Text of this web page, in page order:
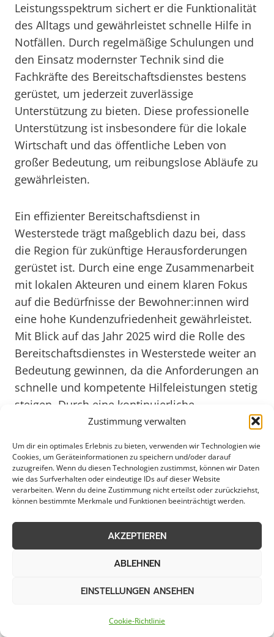
Zustimmung verwalten
Um dir ein optimales Erlebnis zu bieten, verwenden wir Technologien wie
Cookies, um Geräteinformationen zu speichern und/oder darauf
zuzugreifen. Wenn du diesen Technologien zustimmst, können wir Daten
wie das Surfverhalten oder eindeutige IDs auf dieser Website
verarbeiten. Wenn du deine Zustimmung nicht erteilst oder zurückziehst,
können bestimmte Merkmale und Funktionen beeinträchtigt werden.
AKZEPTIEREN
ABLEHNEN
EINSTELLUNGEN ANSEHEN
Cookie-Richtlinie
Leistungsspektrum sichert er die Funktionalität
des Alltags und gewährleistet schnelle Hilfe in
Notfällen. Durch regelmäßige Schulungen und
den Einsatz modernster Technik sind die
Fachkräfte des Bereitschaftsdienstes bestens
gerüstet, um jederzeit zuverlässige
Unterstützung zu bieten. Diese professionelle
Unterstützung ist insbesondere für die lokale
Wirtschaft und das öffentliche Leben von
großer Bedeutung, um reibungslose Abläufe zu
gewährleisten.
Ein effizienter Bereitschaftsdienst in
Westerstede trägt maßgeblich dazu bei, dass
die Region für zukünftige Herausforderungen
gerüstet ist. Durch eine enge Zusammenarbeit
mit lokalen Akteuren und einem klaren Fokus
auf die Bedürfnisse der Bewohner:innen wird
eine hohe Kundenzufriedenheit gewährleistet.
Mit Blick auf das Jahr 2025 wird die Rolle des
Bereitschaftsdienstes in Westerstede weiter an
Bedeutung gewinnen, da die Anforderungen an
schnelle und kompetente Hilfeleistungen stetig
steigen. Durch eine kontinuierliche
Weiterentwicklung und Anpassung an neue
ein verlässlicher Partner für alle, die auf
schnelle und professionelle Unterstützung
angewiesen sind.
Weitere Themen in Westerstede